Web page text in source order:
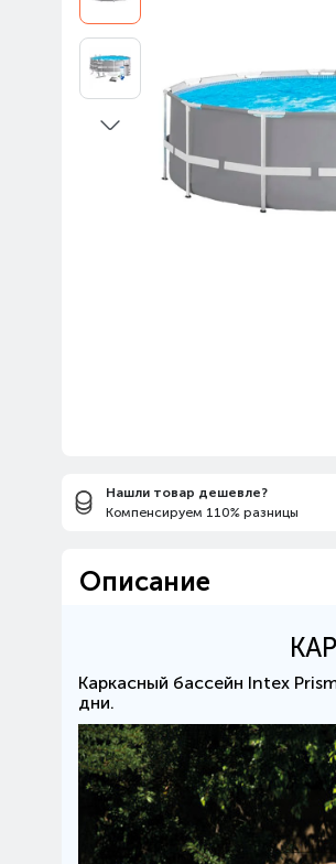
Нашли товар дешевле?
Компенсируем 110% разницы
Описание
Каркасный бассейн Intex
дни.